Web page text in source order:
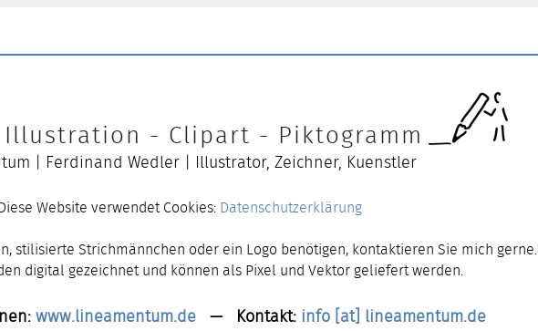
Illustration - Clipart - Piktogramm
| Ferdinand Wedler | Illustrator, Zeichner, Kuenstler
Website verwendet Cookies: Datenschutzerklärung
stilisierte Strichmännchen oder ein Logo benötigen, kontaktieren Sie mich gerne.
digital gezeichnet und können als Pixel und Vektor geliefert werden.
www.lineamentum.de— Kontakt: info [at] lineamentum.de